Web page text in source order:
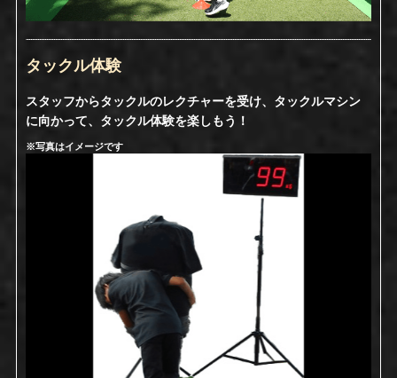
タックル体験
スタッフからタックルのレクチャーを受け、タックルマシン
に向かって、タックル体験を楽しもう！
※写真はイメージです